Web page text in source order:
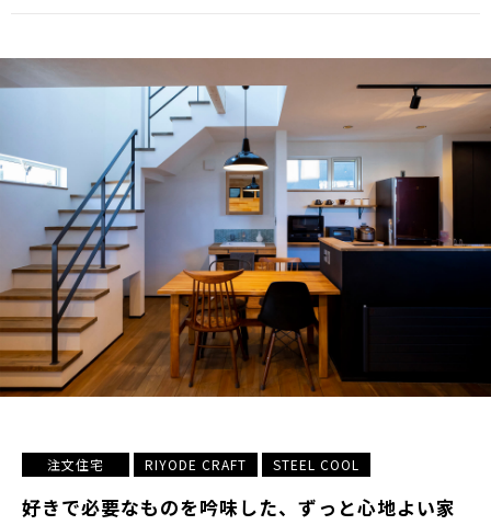
注文住宅 RIYODE CRAFT STEEL COOL
好きで必要なものを吟味した、ずっと心地よい家